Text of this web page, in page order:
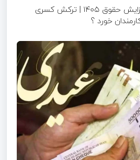
پیش بینی میزان افزایش حقوق ۱۴۰۵ | ترکش کسری
خورد ؟